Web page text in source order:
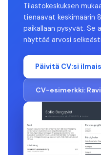
Tilastokeskuksen
tienaavat keskimäärin
paikallaan pysyvät. Se
näyttää arvosi
Päivitä CV:si
CV-esimerkki: